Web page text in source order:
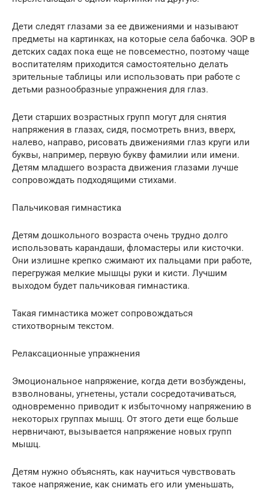
Дети следят глазами за ее движениями и называют
предметы на картинках, на которые села бабочка. ЭОР в
детских садах пока еще не повсеместно, поэтому чаще
воспитателям приходится самостоятельно делать
зрительные таблицы или использовать при работе с
детьми разнообразные упражнения для глаз.
Дети старших возрастных групп могут для снятия
напряжения в глазах, сидя, посмотреть вниз, вверх,
налево, направо, рисовать движениями глаз круги или
буквы, например, первую букву фамилии или имени.
Детям младшего возраста движения глазами лучше
сопровождать подходящими стихами.
Пальчиковая гимнастика
Детям дошкольного возраста очень трудно долго
использовать карандаши, фломастеры или кисточки.
Они излишне крепко сжимают их пальцами при работе,
перегружая мелкие мышцы руки и кисти. Лучшим
выходом будет пальчиковая гимнастика.
Такая гимнастика может сопровождаться
стихотворным текстом.
Релаксационные упражнения
Эмоциональное напряжение, когда дети возбуждены,
взволнованы, угнетены, устали сосредотачиваться,
одновременно приводит к избыточному напряжению в
некоторых группах мышц. От этого дети еще больше
нервничают, вызывается напряжение новых групп
мышц.
Детям нужно объяснять, как научиться чувствовать
такое напряжение, как снимать его или уменьшать,